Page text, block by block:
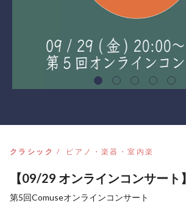
クラシック ピアノ・楽器・室内楽
【09/29 オンラインコンサート】
第5回Comuseオンラインコンサート